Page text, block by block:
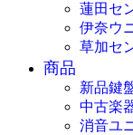
蓮田セ
伊奈ウ
草加セ
商品
新品鍵
中古楽
消音ユ